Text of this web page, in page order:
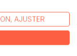
à franchir les
AJUSTER